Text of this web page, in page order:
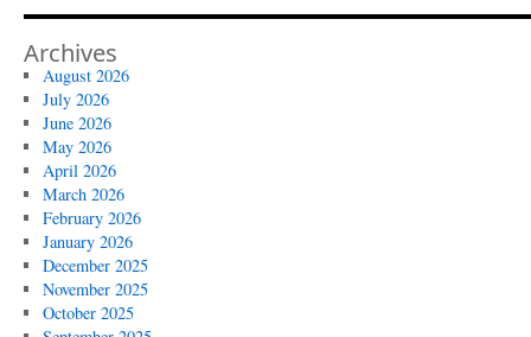
Archives
August 2026
July 2026
June 2026
May 2026
April 2026
March 2026
February 2026
January 2026
December 2025
November 2025
October 2025